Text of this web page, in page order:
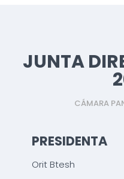
JUNTA
CÁMARA
PRESIDENTA
Orit Btesh